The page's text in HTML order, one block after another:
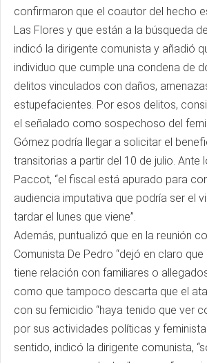
confirmaron que el coautor del hecho
Las Flores y que están a la búsqueda
indicó la dirigente comunista y añadió
individuo que cumple una condena de
delitos vinculados con daños,
estupefacientes. Por esos delitos,
el señalado como sospechoso del
Gómez podría llegar a solicitar el
transitorias a partir del 10 de julio. Ante
Paccot, “el fiscal está apurado para
audiencia imputativa que podría ser el
tardar el lunes que viene”.
Además, puntualizó que en la reunión
Comunista De Pedro “dejó en claro
tiene relación con familiares o
como que tampoco descarta que el
con su femicidio “haya tenido que ver
por sus actividades políticas y
sentido, indicó la dirigente comunista,